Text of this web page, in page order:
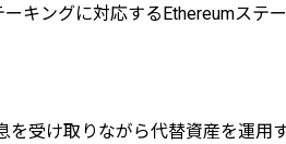
キングに対応するEthereumステ
受け取りながら代替資産を運用